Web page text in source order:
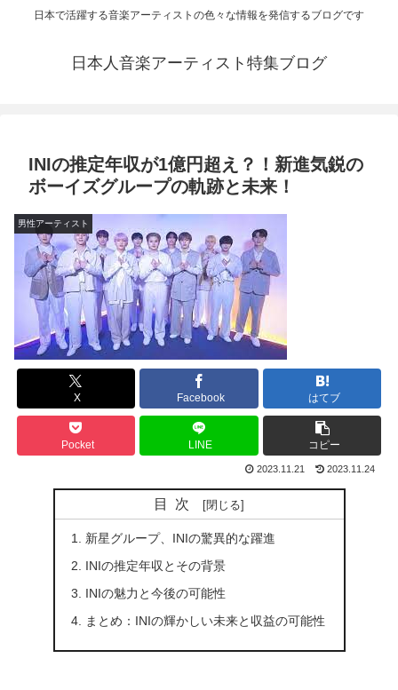
日本で活躍する音楽アーティストの色々な情報を発信するブログです
日本人音楽アーティスト特集ブログ
​INIの推定年収が1億円超え？！新進気鋭の
ボーイズグループの軌跡と未来！
男性アーティスト
X Facebook はてブ
Pocket LINE コピー
2023.11.21 2023.11.24
目次
新星グループ、INIの驚異的な躍進
INIの推定年収とその背景
INIの魅力と今後の可能性
まとめ：INIの輝かしい未来と収益の可能性